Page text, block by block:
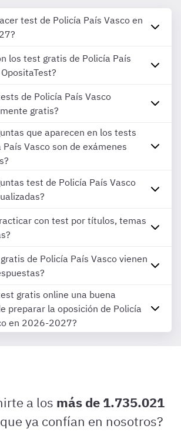
test de Policía País Vasco en
los test gratis de Policía País
de Policía País Vasco
gratis?
que aparecen en los tests
País Vasco son de exámenes
test de Policía País Vasco
con test por títulos, temas
de Policía País Vasco vienen
gratis online una buena
preparar la oposición de Policía
en 2026-2027?
a los más de 1.735.021
ya confían en nosotros?